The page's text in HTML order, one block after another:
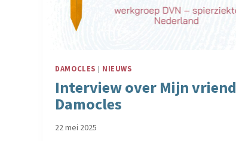
DAMOCLES | NIEUWS
Interview over Mijn vriend
Damocles
22 mei 2025